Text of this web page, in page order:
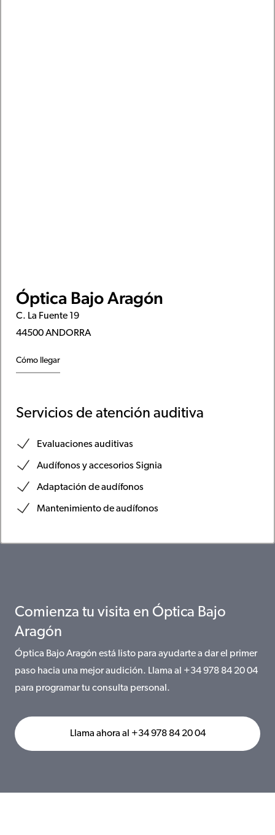
Óptica Bajo Aragón
C. La Fuente 19
44500 ANDORRA
Cómo llegar
Servicios de atención auditiva
Evaluaciones auditivas
Audífonos y accesorios Signia
Adaptación de audífonos
Mantenimiento de audífonos
Comienza tu visita en Óptica Bajo
Aragón
Óptica Bajo Aragón está listo para ayudarte a dar el primer
paso hacia una mejor audición. Llama al +34 978 84 20 04
para programar tu consulta personal.
Llama ahora al +34 978 84 20 04